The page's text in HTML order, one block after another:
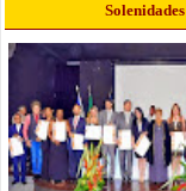
Solenidades